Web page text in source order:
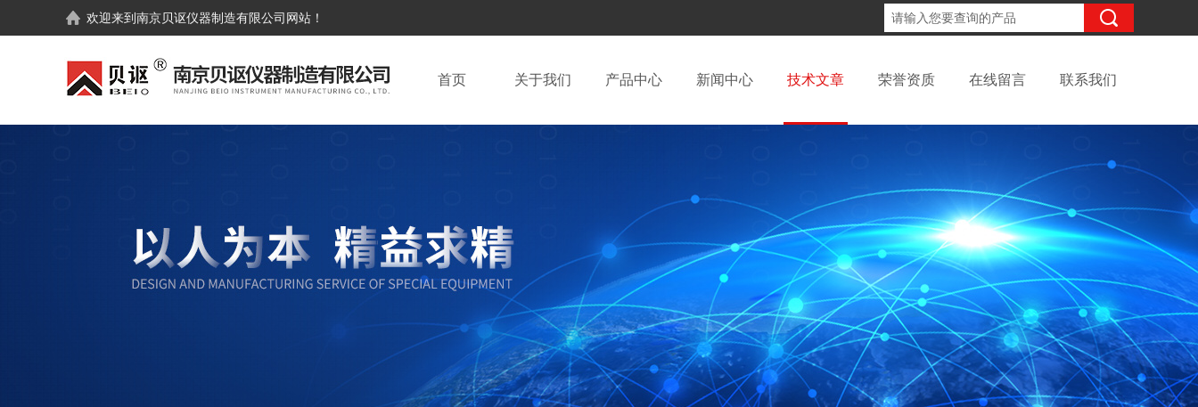
欢迎来到南京贝讴仪器制造有限公司 网站！
首页 关于我们 产品中心 新闻中心 技术文章 荣誉资质 在线留言 联系我们